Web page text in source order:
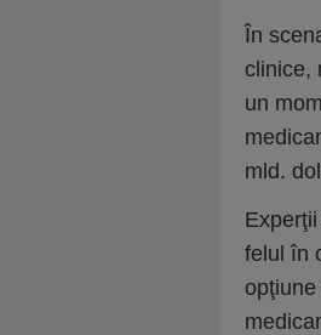
În
clinice,
un
mld.
felul în